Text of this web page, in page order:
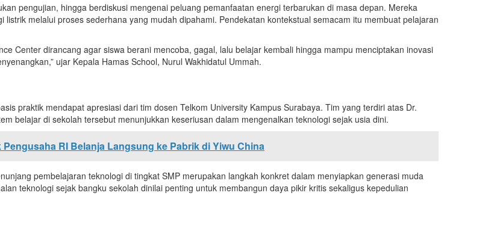
pengujian, hingga berdiskusi mengenai peluang pemanfaatan energi terbarukan di masa depan. Mereka
melalui proses sederhana yang mudah dipahami. Pendekatan kontekstual semacam itu membuat pelajaran
Center dirancang agar siswa berani mencoba, gagal, lalu belajar kembali hingga mampu menciptakan inovasi
ujar Kepala Hamas School, Nurul Wakhidatul Ummah.
praktik mendapat apresiasi dari tim dosen Telkom University Kampus Surabaya. Tim yang terdiri atas Dr.
belajar di sekolah tersebut menunjukkan keseriusan dalam mengenalkan teknologi sejak usia dini.
RI Belanja Langsung ke Pabrik di Yiwu China
pembelajaran teknologi di tingkat SMP merupakan langkah konkret dalam menyiapkan generasi muda
teknologi sejak bangku sekolah dinilai penting untuk membangun daya pikir kritis sekaligus kepedulian